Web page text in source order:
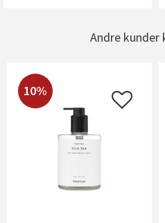
Andre kunder
10%